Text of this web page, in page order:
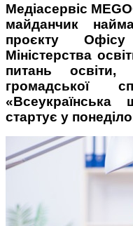
Материнське вигорання: як
собі допомогти
Як підготувати дитину до
навчального року? Поради
Meдіасервіс
майданчик
проєкту Офісу
Міністерства
питань
громадської
стартує у